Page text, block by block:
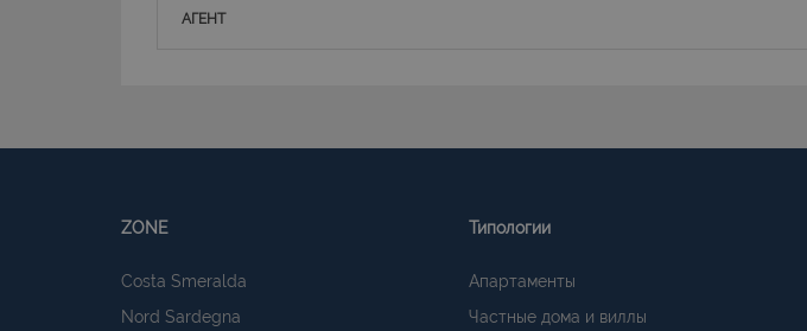
АГЕНТ
ZONE
Costa Smeralda
Nord Sardegna
Типологии
Апартаменты
Частные дома и виллы